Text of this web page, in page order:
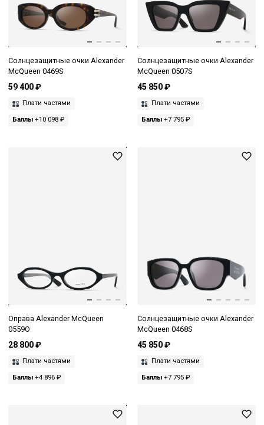
Солнцезащитные очки Alexander
McQueen 0469S
59 400 ₽
Плати частями
Баллы +10 098 ₽
Солнцезащитные очки Alexander
McQueen 0507S
45 850 ₽
Плати частями
Баллы+7 795 ₽
Оправа Alexander McQueen
0559O
28 800 ₽
Плати частями
Баллы +4 896 ₽
Солнцезащитные очки Alexander
McQueen 0468S
45 850 ₽
Плати частями
Баллы+7 795 ₽